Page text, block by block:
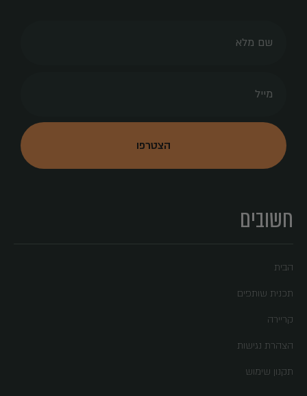
חשובים
הבית
תכנית שותפים
קריירה
הצהרת נגישות
תקנון שימוש